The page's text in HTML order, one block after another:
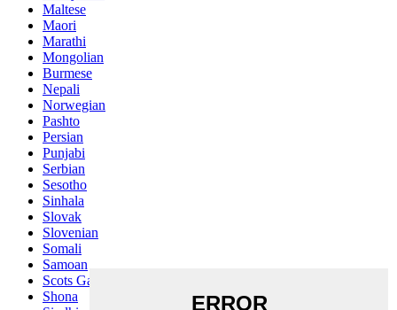
Maltese
Maori
Marathi
Mongolian
Burmese
Nepali
Norwegian
Pashto
Persian
Punjabi
Serbian
Sesotho
Sinhala
Slovak
Slovenian
Somali
Samoan
Scots Gaelic
Shona